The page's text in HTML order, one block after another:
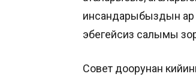
инсандарыбыздын ар
эбегейсиз салымы
Совет доорунан